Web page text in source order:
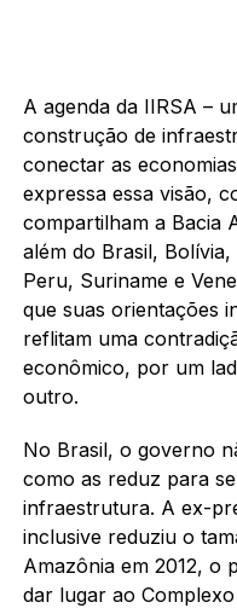
A agenda da IIRSA –
construção de
conectar as
expressa essa visão,
compartilham a Bacia
além do Brasil,
Peru, Suriname e
que suas orientações
reflitam uma
econômico, por um
outro.
No Brasil, o governo
como as reduz para
infraestrutura. A ex-
inclusive reduziu o
Amazônia em 2012, o
dar lugar ao